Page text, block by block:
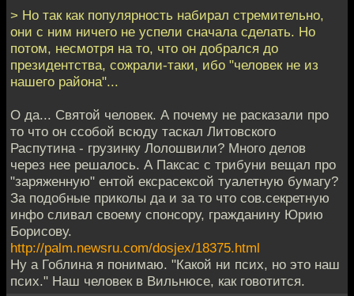
> Но так как популярность набирал стремительно,
они с ним ничего не успели сначала сделать. Но
потом, несмотря на то, что он добрался до
президентства, сожрали-таки, ибо "человек не из
нашего района"...
О да... Святой человек. А почему не расказали про
то что он ссобой всюду таскал Литовского
Распутина - грузинку Лолошвили? Много делов
через нее решалось. А Паксас с трибуни вещал про
"заряженную" ентой ексрасексой туалетную бумагу?
За подобные приколы да и за то что сов.секретную
инфо сливал своему спонсору, гражданину Юрию
Борисову.
http://palm.newsru.com/dosjex/18375.html
Ну а Гоблина я понимаю. "Какой ни псих, но это наш
псих." Наш человек в Вильнюсе, как говотится.